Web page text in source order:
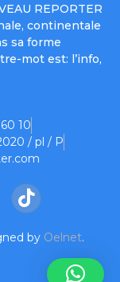
REPORTER
continentale
sa forme
mot est: l’info,
10
/ pl / P
TikTok
by Oelnet.